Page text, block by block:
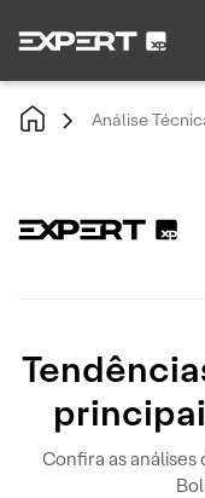
Análise
Confira as análises